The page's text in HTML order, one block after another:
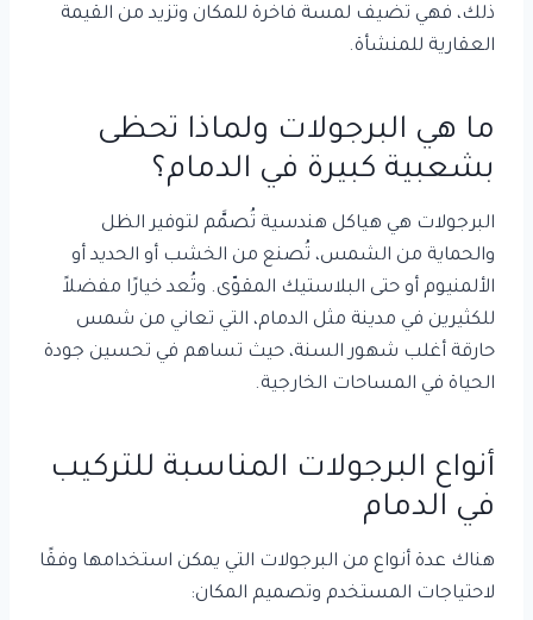
ذلك، فهي تضيف لمسة فاخرة للمكان وتزيد من القيمة
العقارية للمنشأة.
ما هي البرجولات ولماذا تحظى
بشعبية كبيرة في الدمام؟
البرجولات هي هياكل هندسية تُصمَّم لتوفير الظل
والحماية من الشمس، تُصنع من الخشب أو الحديد أو
الألمنيوم أو حتى البلاستيك المقوّى. وتُعد خيارًا مفضلاً
للكثيرين في مدينة مثل الدمام، التي تعاني من شمس
حارقة أغلب شهور السنة، حيث تساهم في تحسين جودة
الحياة في المساحات الخارجية.
أنواع البرجولات المناسبة للتركيب
في الدمام
هناك عدة أنواع من البرجولات التي يمكن استخدامها وفقًا
لاحتياجات المستخدم وتصميم المكان: